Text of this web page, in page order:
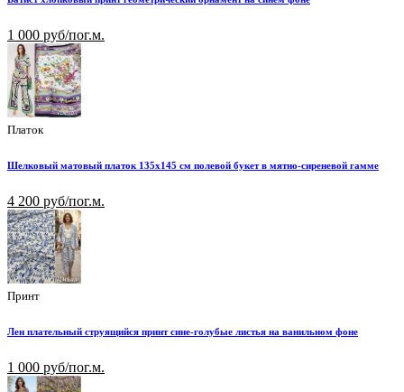
1 000 руб/пог.м.
Платок
Шелковый матовый платок 135х145 см полевой букет в мятно-сиреневой гамме
4 200 руб/пог.м.
Принт
Лен плательный струящийся принт сине-голубые листья на ванильном фоне
1 000 руб/пог.м.